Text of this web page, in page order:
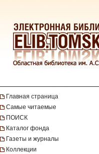
Главная страница
Самые читаемые
ПОИСК
Каталог фонда
Газеты и журналы
Коллекции